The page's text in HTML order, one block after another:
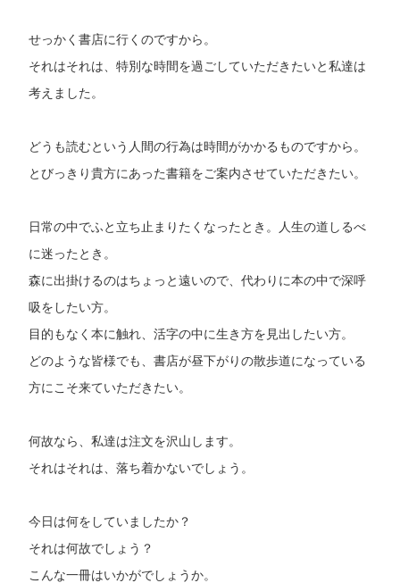
せっかく書店に行くのですから。
それはそれは、特別な時間を過ごしていただきたいと私達は
考えました。
どうも読むという人間の行為は時間がかかるものですから。
とびっきり貴方にあった書籍をご案内させていただきたい。
日常の中でふと立ち止まりたくなったとき。人生の道しるべ
に迷ったとき。
森に出掛けるのはちょっと遠いので、代わりに本の中で深呼
吸をしたい方。
目的もなく本に触れ、活字の中に生き方を見出したい方。
どのような皆様でも、書店が昼下がりの散歩道になっている
方にこそ来ていただきたい。
何故なら、私達は注文を沢山します。
それはそれは、落ち着かないでしょう。
今日は何をしていましたか？
それは何故でしょう？
こんな一冊はいかがでしょうか。